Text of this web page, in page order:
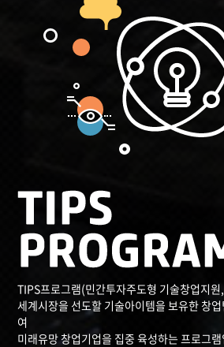
TIPS프로그램(민간투자주도형 기술창업지
세계시장을 선도할 기술아이템을 보유한 창
여
미래유망 창업기업을 집중 육성하는 프로그